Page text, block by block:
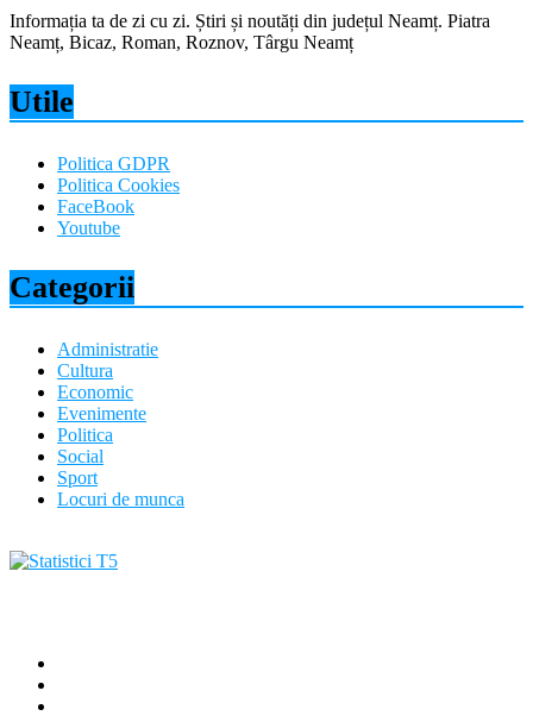
Informația ta de zi cu zi. Știri și noutăți din județul Neamț. Piatra
Neamț, Bicaz, Roman, Roznov, Târgu Neamț
Utile
Politica GDPR
Politica Cookies
FaceBook
Youtube
Categorii
Administratie
Cultura
Economic
Evenimente
Politica
Social
Sport
Locuri de munca